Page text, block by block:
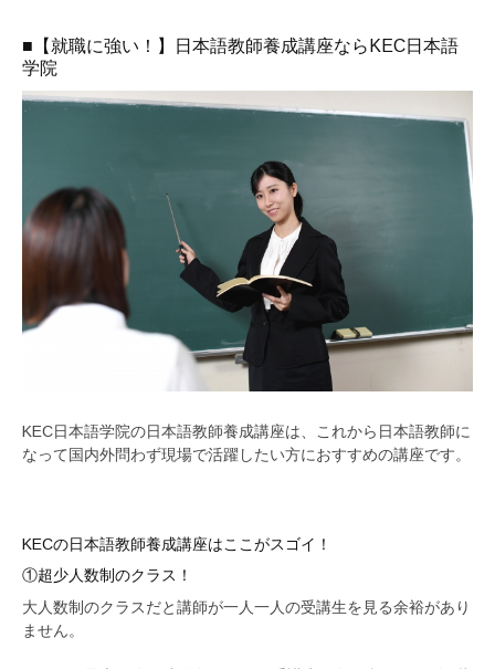
■【就職に強い！】日本語教師養成講座ならKEC日本語
学院
KEC日本語学院の日本語教師養成講座は、これから日本語教師に
なって国内外問わず現場で活躍したい方におすすめの講座です。
KECの日本語教師養成講座はここがスゴイ！
①超少人数制のクラス！
大人数制のクラスだと講師が一人一人の受講生を見る余裕があり
ません。